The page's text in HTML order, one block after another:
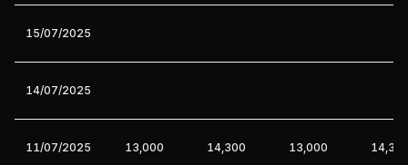
15/07/2025
14/07/2025
11/07/2025 13,000 14,300 13,000